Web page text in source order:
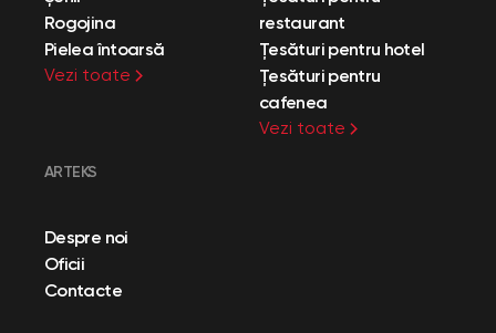
Rogojina
Pielea întoarsă
Vezi toate
restaurant
Țesături pentru hotel
Țesături pentru
cafenea
Vezi toate
ARTEKS
Despre noi
Oficii
Contacte